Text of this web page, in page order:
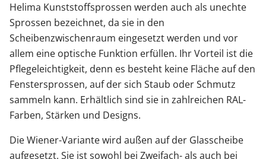
Helima Kunststoffsprossen werden auch als unechte
Sprossen bezeichnet, da sie in den
Scheibenzwischenraum eingesetzt werden und vor
allem eine optische Funktion erfüllen. Ihr Vorteil ist die
Pflegeleichtigkeit, denn es besteht keine Fläche auf den
Fenstersprossen, auf der sich Staub oder Schmutz
sammeln kann. Erhältlich sind sie in zahlreichen RAL-
Farben, Stärken und Designs.
Die Wiener-Variante wird außen auf der Glasscheibe
aufgesetzt. Sie ist sowohl bei Zweifach- als auch bei